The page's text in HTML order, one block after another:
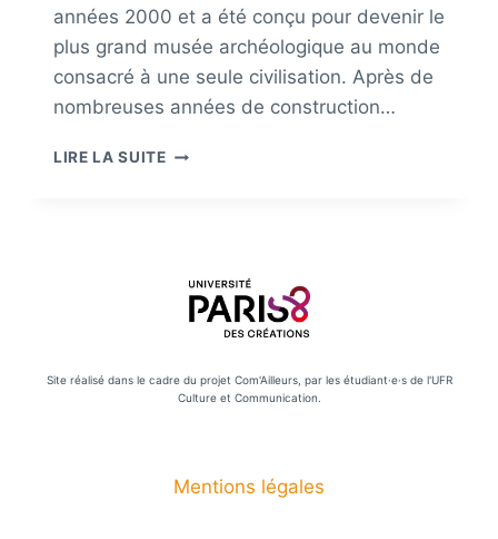
années 2000 et a été conçu pour devenir le
plus grand musée archéologique au monde
consacré à une seule civilisation. Après de
nombreuses années de construction…
LIRE LA SUITEVALEUR
Site réalisé dans le cadre du projet Com'Ailleurs, par les étudiant·e·s de l'UFR
Culture et Communication.
Mentions légales